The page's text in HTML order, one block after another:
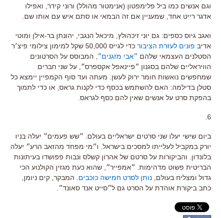
וגם אנשים כמו ביל פלימפטון (אנימטור מהולל) ורוני קידר, ואפילו
אדגר רייט אחד, שמעניין אם זה הבמאי או סתם איש עם אותו שם.
ואגב גיוס כספים: גם יוני זיכהולץ, מיכאל הנגבי, יהונתן בר-אילן ומוטי
אדיב פונים לעזרת הציבור
כדי לגייס 50,000 שקל למימון צילומי פיצ׳ר
הסטלנים העצמאי שלהם ״אבי מזגנים״ , המבוסס על הסרטונים
הוויראליים שלהם בסגנון ״פיינאפל אקספרס״, על שני חברים
שמחפשים נואשות חומר ירוק לעשן. מעתה ועד סוף הקמפיין יימצא כל
סטלן בדילמה: האם להשתמש בכסף כדי לקנות גראס, או כדי לתמוך
בהפקת סרט על אנשים שאין להם כסף לגראס.
6.
ביום שישי יעלו שני סרטים ישראליים בעולם. ״שש פעמים״ יעלה בניו
יורק במקביל לעלייתו למסכים בישראל. ו״מי מפחד מהזאב הרע״ יעלה
בלונדון. והביקורות על סרטם של אהרון קשלס ונבות פפושדו בעיתונות
הבריטית פשוט מדהימות. ״אמפייר״, שהוא כעת מגזין הקולנוע הכי
גדול ומצליח בעולם, נותן לסרט חמישה כוכבים . המבקר, קים ניומן,
כתב ביקורת אוהדת על הסרט גם ל״סייט אנד סאונד״.